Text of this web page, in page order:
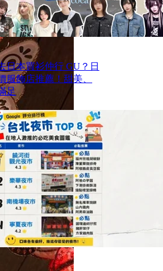
日本買衫仲行 GU？日
服飾店推薦！甜美、
足